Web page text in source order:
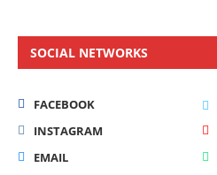
SOCIAL NETWORKS
FACEBOOK
INSTAGRAM
EMAIL